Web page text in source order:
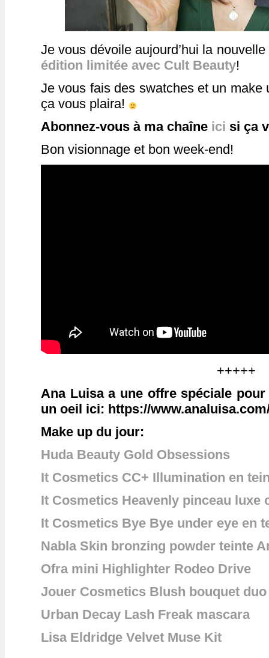
Je vous dévoile aujourd’hui la nouvelle
édition limitée avec Cult Beauty!
Je vous fais des swatches et un make
ça vous plaira!
Abonnez-vous à ma chaîne ici si ça
Bon visionnage et bon week-end!
+++++
Ana Luisa a une offre spéciale
un oeil ici: https://
Make up du jour:
Huda Beauty Gold Obsessions
It Cosmetics CC+ Illumination en
It Cosmetics Heavenly pinceau luxe
It Cosmetics Bye Bye under eye en
Nabla Skin bronzing powder teinte
Ofra mini Highlighter Rodeo Drive
Jouer Cosmetics Blush bouquet
Urban Decay Lash Freak mascara
Lisa Eldridge Velvet Muse Kit